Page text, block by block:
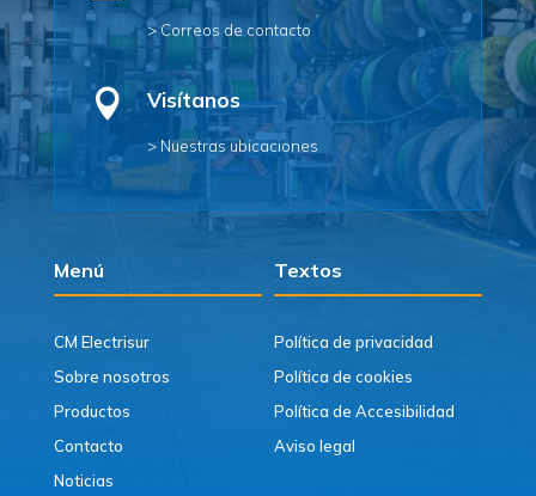
> Correos de contacto
 Visítanos
> Nuestras ubicaciones
Menú Textos
CM Electrisur
Sobre nosotros
Productos
Contacto
Noticias
Política de privacidad
Política de cookies
Política de Accesibilidad
Aviso legal